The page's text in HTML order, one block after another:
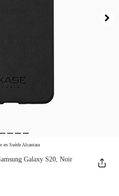
en Suède Alcantara
Galaxy S20, Noir